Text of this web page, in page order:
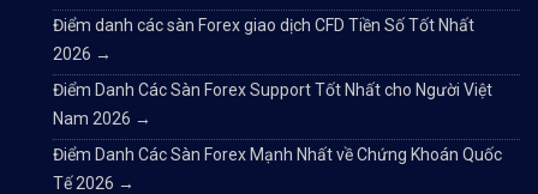
Điểm danh các sàn Forex giao dịch CFD Tiền Số Tốt Nhất
2026 →
Điểm Danh Các Sàn Forex Support Tốt Nhất cho Người Việt
Nam 2026 →
Điểm Danh Các Sàn Forex Mạnh Nhất về Chứng Khoán Quốc
Tế 2026 →